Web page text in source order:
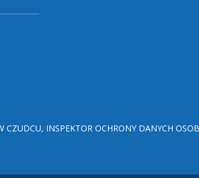
CZUDCU, INSPEKTOR OCHRONY DANYCH